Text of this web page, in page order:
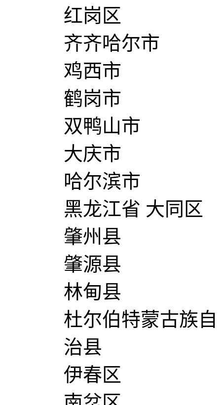
红岗区
齐齐哈尔市
鸡西市
鹤岗市
双鸭山市
大庆市
哈尔滨市
黑龙江省 大同区
肇州县
肇源县
林甸县
杜尔伯特蒙古族自
治县
伊春区